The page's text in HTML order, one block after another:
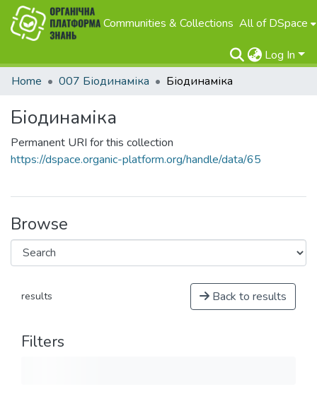
Communities & Collections All of DSpace
Log In
Home
007 Біодинаміка Біодинаміка
Біодинаміка
Permanent URI for this collection
https://dspace.organic-platform.org/handle/data/65
Browse
results Back to results
Filters